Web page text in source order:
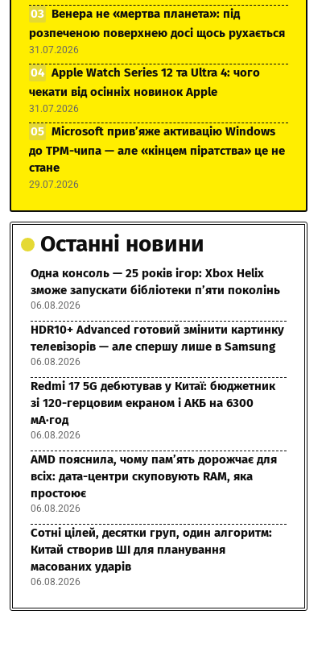
Венера не «мертва планета»: під
розпеченою поверхнею досі щось рухається
31.07.2026
Apple Watch Series 12 та Ultra 4: чого
чекати від осінніх новинок Apple
31.07.2026
Microsoft прив’яже активацію Windows
до TPM-чипа — але «кінцем піратства» це не
стане
29.07.2026
Останні новини
Одна консоль — 25 років ігор: Xbox Helix
зможе запускати бібліотеки п’яти поколінь
06.08.2026
HDR10+ Advanced готовий змінити картинку
телевізорів — але спершу лише в Samsung
06.08.2026
Redmi 17 5G дебютував у Китаї: бюджетник
зі 120-герцовим екраном і АКБ на 6300
мА·год
06.08.2026
AMD пояснила, чому пам’ять дорожчає для
всіх: дата-центри скуповують RAM, яка
простоює
06.08.2026
Сотні цілей, десятки груп, один алгоритм:
Китай створив ШІ для планування
масованих ударів
06.08.2026